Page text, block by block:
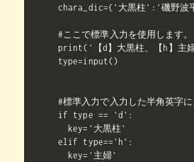
chara_dic={'大黒柱':'磯野
#ここで標準入力を使用します。
print('【d】大黒柱、【h】主
type=input()
#標準入力で入力した半角英字に
if type == 'd':
  key='大黒柱'
elif type=='h':
  key='主婦'